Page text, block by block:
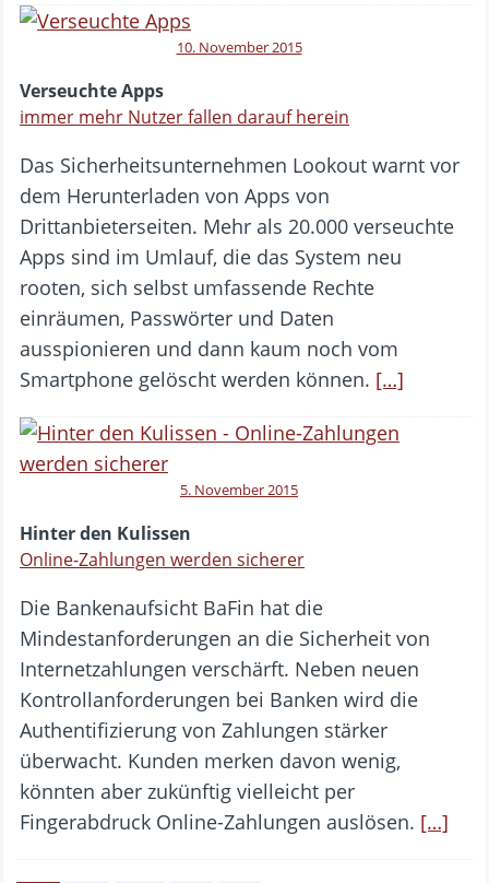
10. November 2015
Verseuchte Apps
immer mehr Nutzer fallen darauf herein
Das Sicherheitsunternehmen Lookout warnt vor
dem Herunterladen von Apps von
Drittanbieterseiten. Mehr als 20.000 verseuchte
Apps sind im Umlauf, die das System neu
rooten, sich selbst umfassende Rechte
einräumen, Passwörter und Daten
ausspionieren und dann kaum noch vom
Smartphone gelöscht werden können. […]
5. November 2015
Hinter den Kulissen
Online-Zahlungen werden sicherer
Die Bankenaufsicht BaFin hat die
Mindestanforderungen an die Sicherheit von
Internetzahlungen verschärft. Neben neuen
Kontrollanforderungen bei Banken wird die
Authentifizierung von Zahlungen stärker
überwacht. Kunden merken davon wenig,
könnten aber zukünftig vielleicht per
Fingerabdruck Online-Zahlungen auslösen. […]